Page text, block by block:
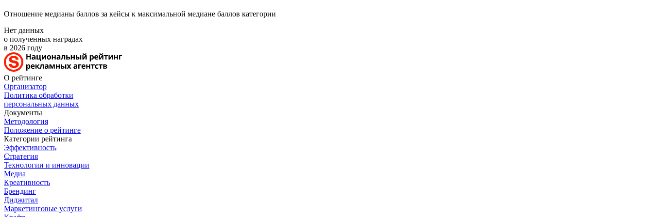
Отношение медианы баллов за кейсы к максимальной медиане баллов категории
Нет данных
о полученных наградах
в 2026 году
О рейтинге
Организатор
Политика обработки
персональных данных
Документы
Методология
Положение о рейтинге
Категории рейтинга
Эффективность
Стратегия
Технологии и инновации
Медиа
Креативность
Брендинг
Диджитал
Маркетинговые услуги